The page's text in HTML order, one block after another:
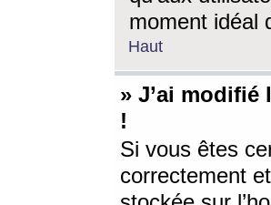
moment idéal
Haut
» J’ai modifié
!
Si vous êtes
correctement